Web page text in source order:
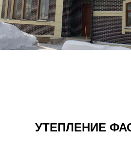
УТЕПЛЕНИЕ